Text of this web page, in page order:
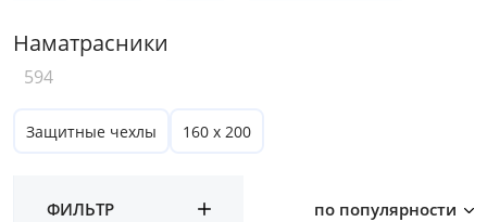
Наматрасники
594
Защитные чехлы 160 х 200
ФИЛЬТР по популярности